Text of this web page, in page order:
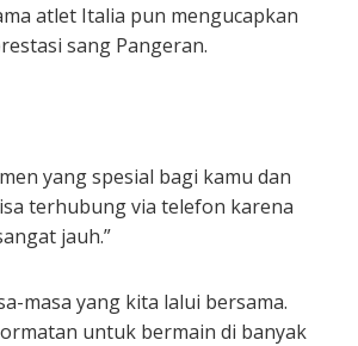
atlet Italia pun mengucapkan
sang Pangeran.
yang spesial bagi kamu dan
terhubung via telefon karena
jauh.”
masa yang kita lalui bersama.
untuk bermain di banyak